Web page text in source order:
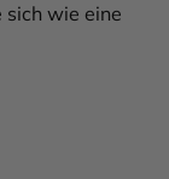
wie eine